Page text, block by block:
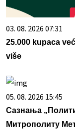
03. 08. 2026 07:31
25.000 kupaca
više
05. 08. 2026 15:45
Сазнања
Митрополиту